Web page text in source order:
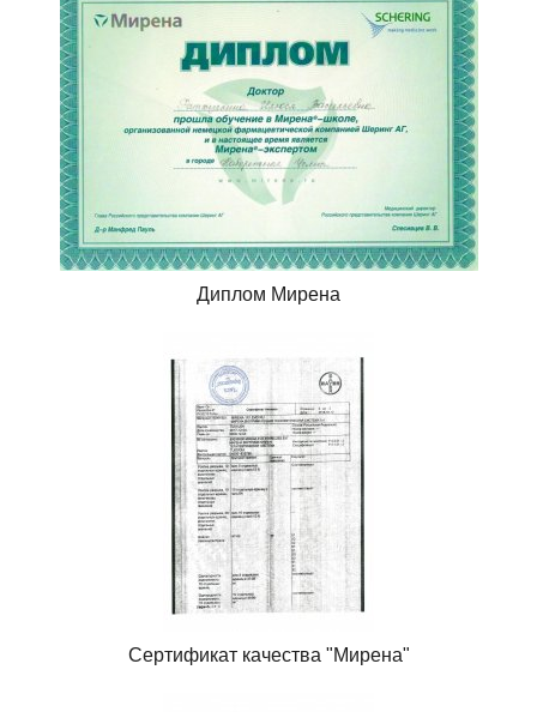
Диплом Мирена
Сертификат качества "Мирена"